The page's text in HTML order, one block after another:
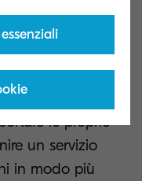
di aziende del
di
che nessuna
le proprie
un servizio
in modo più